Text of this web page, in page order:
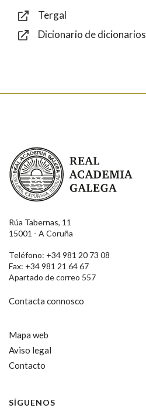
Tergal
Dicionario de dicionarios
Real Academia Galega
Rúa Tabernas, 11
15001 - A Coruña
Teléfono: +34 981 20 73 08
Fax: +34 981 21 64 67
Apartado de correo 557
Contacta connosco
Mapa web
Aviso legal
Contacto
SÍGUENOS